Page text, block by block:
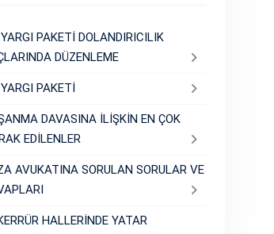
PAKETİ DOLANDIRICILIK
DÜZENLEME
PAKETİ
DAVASINA İLİŞKİN EN ÇOK
EDİLENLER
AVUKATINA SORULAN SORULAR VE
HALLERİNDE YATAR